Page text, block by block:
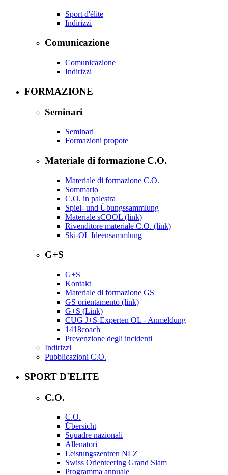
Sport d'élite
Indirizzi
Comunicazione
Comunicazione
Indirizzi
FORMAZIONE
Seminari
Seminari
Formazioni propote
Materiale di formazione C.O.
Materiale di formazione C.O.
Sommario
C.O. in palestra
Spiel- und Übungssammlung
Materiale sCOOL (link)
Rivenditore materiale C.O. (link)
Ski-OL Ideensammlung
G+S
G+S
Kontakt
Materiale di formazione GS
GS orientamento (link)
G+S (Link)
CUG J+S-Experten OL - Anmeldung
1418coach
Prevenzione degli incidenti
Indirizzi
Pubblicazioni C.O.
SPORT D'ELITE
C.O.
C.O.
Übersicht
Squadre nazionali
Allenatori
Leistungszentren NLZ
Swiss Orienteering Grand Slam
Programma annuale